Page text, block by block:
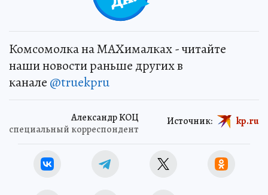
Комсомолка на MAXималках - читайте
наши новости раньше других в
канале @truekpru
Александр КОЦ
специальный корреспондент
Источник: kp.ru